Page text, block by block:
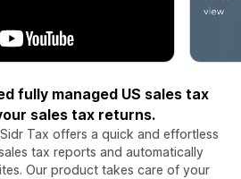
fully managed US sales tax
sales tax returns.
Tax offers a quick and effortless
tax reports and automatically
Our product takes care of your